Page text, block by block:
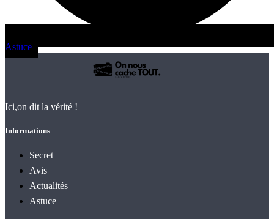
Astuce
Ici,on dit la vérité !
Informations
Secret
Avis
Actualités
Astuce